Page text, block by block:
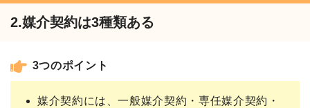
2.媒介契約は3種類ある
3つのポイント
媒介契約には、一般媒介契約・専任媒介契約・